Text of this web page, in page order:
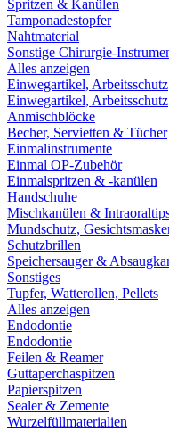
Spritzen & Kanülen
Tamponadestopfer
Nahtmaterial
Sonstige Chirurgie-
Alles anzeigen
Einwegartikel, Arbeitsschutz
Einwegartikel, Arbeitsschutz
Anmischblöcke
Becher, Servietten & Tücher
Einmalinstrumente
Einmal OP-Zubehör
Einmalspritzen & -kanülen
Handschuhe
Mischkanülen &
Mundschutz,
Schutzbrillen
Speichersauger &
Sonstiges
Tupfer, Watterollen, Pellets
Alles anzeigen
Endodontie
Endodontie
Feilen & Reamer
Guttaperchaspitzen
Papierspitzen
Sealer & Zemente
Wurzelfüllmaterialien